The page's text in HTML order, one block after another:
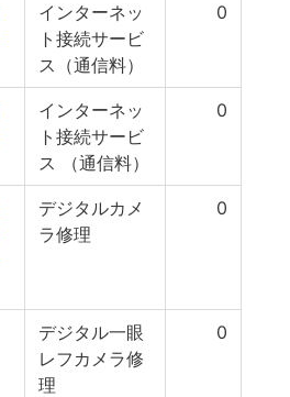
インターネッ
ト接続サービ
ス（通信料）
0
インターネッ
ト接続サービ
ス （通信料）
0
デジタルカメ
ラ修理
0
デジタル一眼
レフカメラ修
理
0